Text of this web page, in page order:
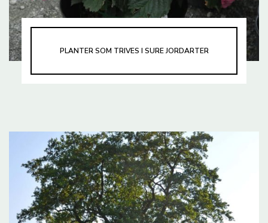
PLANTER SOM TRIVES I SURE JORDARTER